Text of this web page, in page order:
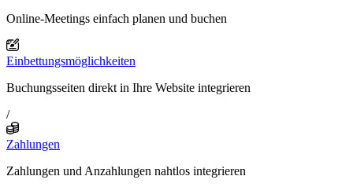
Online-Meetings einfach planen und buchen
Einbettungsmöglichkeiten
Buchungsseiten direkt in Ihre Website integrieren
/
Zahlungen
Zahlungen und Anzahlungen nahtlos integrieren